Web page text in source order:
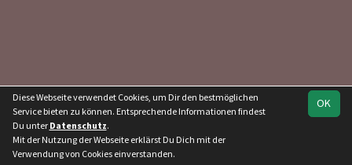
OK
Diese Webseite verwendet Cookies, um Dir den bestmöglichen
Service bieten zu können. Entsprechende Informationen findest
Du unter Datenschutz.
Mit der Nutzung der Webseite erklärst Du Dich mit der
Verwendung von Cookies einverstanden.